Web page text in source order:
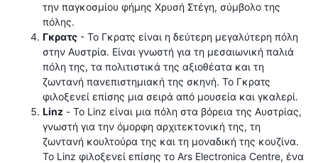
την παγκοσμίου φήμης Χρυσή Στέγη, σύμβολο της
πόλης.
Γκρατς - Το Γκρατς είναι η δεύτερη μεγαλύτερη πόλη
στην Αυστρία. Είναι γνωστή για τη μεσαιωνική παλιά
πόλη της, τα πολιτιστικά της αξιοθέατα και τη
ζωντανή πανεπιστημιακή της σκηνή. Το Γκρατς
φιλοξενεί επίσης μια σειρά από μουσεία και γκαλερί.
Linz - Το Linz είναι μια πόλη στα βόρεια της Αυστρίας,
γνωστή για την όμορφη αρχιτεκτονική της, τη
ζωντανή κουλτούρα της και τη μοναδική της κουζίνα.
Το Linz φιλοξενεί επίσης το Ars Electronica Centre, ένα